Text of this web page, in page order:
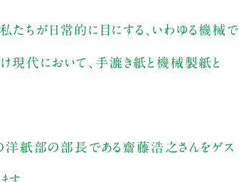
たちが日常的に目にする、いわゆる機械で
け現代において、手漉き紙と機械製紙と
紙部の部長である齋藤浩之さんをゲス